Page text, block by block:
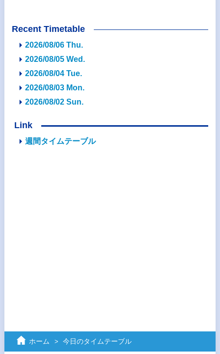
Recent Timetable
2026/08/06 Thu.
2026/08/05 Wed.
2026/08/04 Tue.
2026/08/03 Mon.
2026/08/02 Sun.
Link
週間タイムテーブル
ホーム 今日のタイムテーブル